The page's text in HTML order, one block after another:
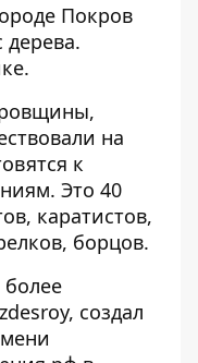
Покров
дерева.
на
к
. Это 40
каратистов,
борцов.
, создал